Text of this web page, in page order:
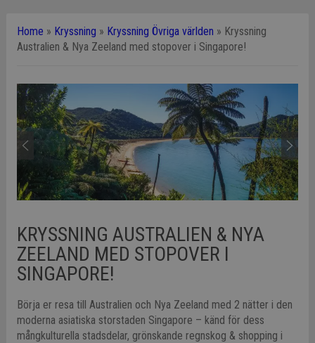
Home » Kryssning » Kryssning Övriga världen » Kryssning
Australien & Nya Zeeland med stopover i Singapore!
KRYSSNING AUSTRALIEN & NYA
ZEELAND MED STOPOVER I
SINGAPORE!
Börja er resa till Australien och Nya Zeeland med 2 nätter i den
moderna asiatiska storstaden Singapore – känd för dess
mångkulturella stadsdelar, grönskande regnskog & shopping i